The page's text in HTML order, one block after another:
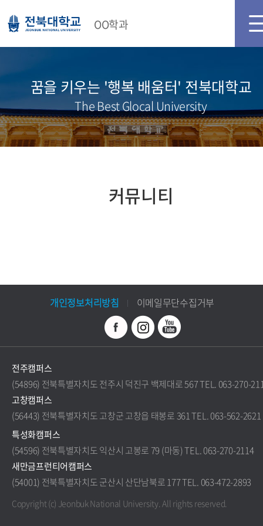
OO학과
꿈을 키우는 '행복 배움터' 전북대학교
The Best Glocal University
커뮤니티
개인정보처리방침 이메일무단수집거부
전주캠퍼스
(54896) 전북특별자치도 전주시 덕진구 백제대로 567 TEL. 063-270-
고창캠퍼스
(56443) 전북특별자치도 고창군 고창읍 태봉로 361 TEL. 063-562-2621
특성화캠퍼스
(54596) 전북특별자치도 익산시 고봉로 79 (마동) TEL. 063-270-2114
새만금프런티어캠퍼스
(54001) 전북특별자치도 군산시 산단남북로 177 TEL. 063-472-2893
Copyright (c) Jeonbuk National University.All rights reserved.